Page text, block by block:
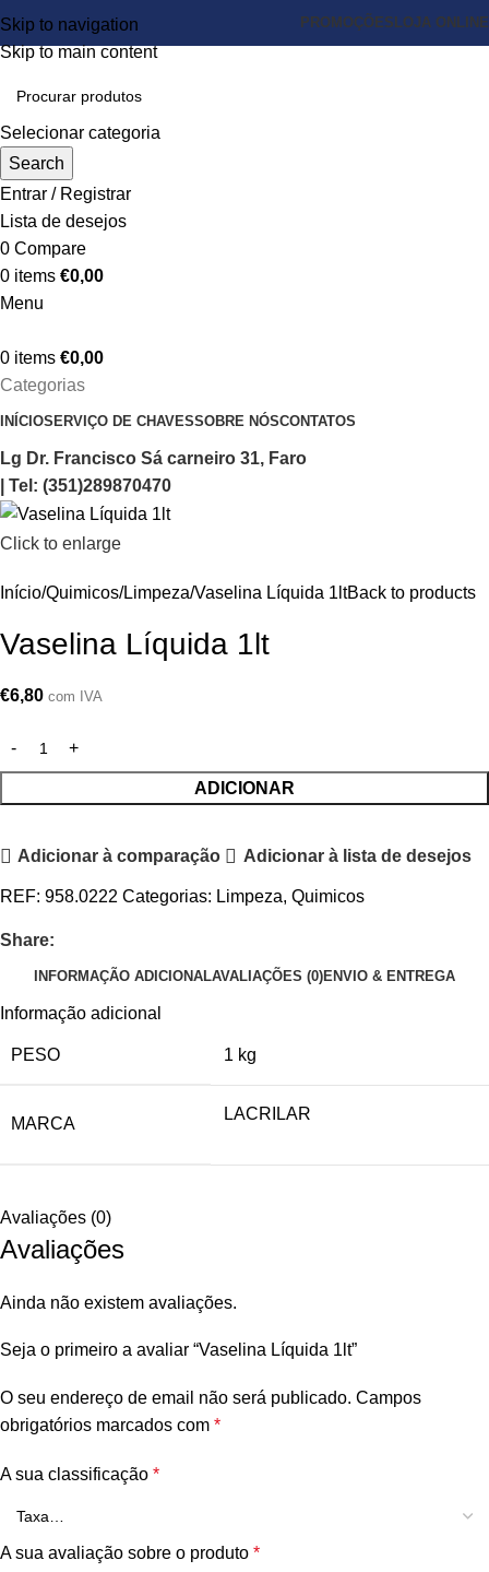
Skip to navigation
Skip to main content
PROMOÇÕES LOJA ONLINE
Selecionar categoria
Search
Entrar / Registrar
Lista de desejos
0 Compare
0 items €0,00
Menu
0 items €0,00
Categorias
INÍCIOSERVIÇO DE CHAVESSOBRE NÓSCONTATOS
Lg Dr. Francisco Sá carneiro 31, Faro
| Tel: (351)289870470
Click to enlarge
Início Quimicos Limpeza Vaselina Líquida 1ltBack to products
Vaselina Líquida 1lt
€6,80 com IVA
ADICIONAR
Adicionar à comparação Adicionar à lista de desejos
REF: 958.0222 Categorias: Limpeza, Quimicos
Share:
INFORMAÇÃO ADICIONALAVALIAÇÕES (0)ENVIO & ENTREGA
Informação adicional
PESO 1 kg
MARCA
LACRILAR
Avaliações (0)
Avaliações
Ainda não existem avaliações.
Seja o primeiro a avaliar “Vaselina Líquida 1lt”
O seu endereço de email não será publicado. Campos
obrigatórios marcados com *
A sua classificação *
A sua avaliação sobre o produto *